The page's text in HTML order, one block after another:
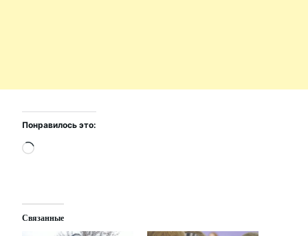
Понравилось это:
Загрузка…
Связанные